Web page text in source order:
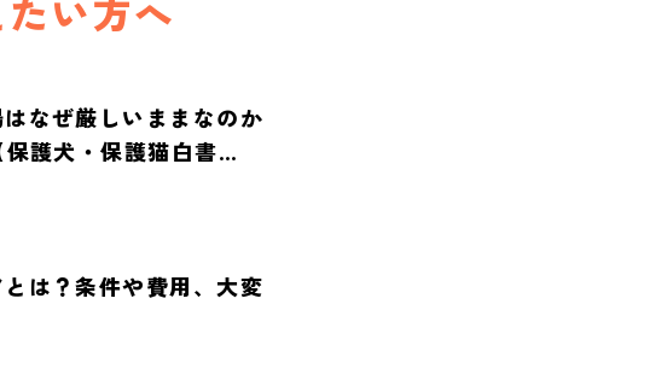
い方へ
なぜ厳しいままなのか
護犬・保護猫白書
は？条件や費用、大変